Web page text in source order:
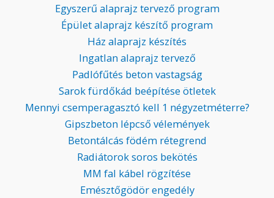
Egyszerű alaprajz tervező program
Épület alaprajz készítő program
Ház alaprajz készítés
Ingatlan alaprajz tervező
Padlófűtés beton vastagság
Sarok fürdőkád beépítése ötletek
Mennyi csemperagasztó kell 1 négyzetméterre?
Gipszbeton lépcső vélemények
Betontálcás födém rétegrend
Radiátorok soros bekötés
MM fal kábel rögzítése
Emésztőgödör engedély